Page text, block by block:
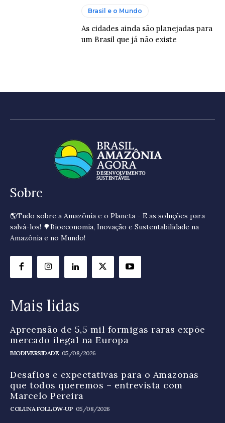
Brasil e o Mundo
As cidades ainda são planejadas para
um Brasil que já não existe
Sobre
🌎Tudo sobre a Amazônia e o Planeta - E as soluções para
salvá-los! 🌳Bioeconomia, Inovação e Sustentabilidade na
Amazônia e no Mundo!
Mais lidas
Apreensão de 5,5 mil formigas raras expõe
mercado ilegal na Europa
BIODIVERSIDADE 05/08/2026
Desafios e expectativas para o Amazonas
que todos queremos – entrevista com
Marcelo Pereira
COLUNA FOLLOW-UP 05/08/2026